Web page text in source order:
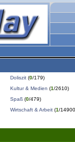
Doliszit (0/179)
Kultur & Medien (1/2610)
Spaß (0/479)
Wirtschaft & Arbeit (1/